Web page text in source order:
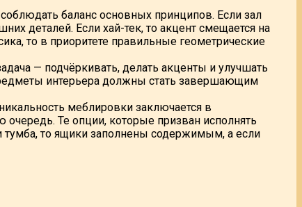
баланс основных принципов. Если зал
деталей. Если хай-тек, то акцент смещается на
то в приоритете правильные геометрические
— подчёркивать, делать акценты и улучшать
интерьера должны стать завершающим
меблировки заключается в
Те опции, которые призван исполнять
тумба, то ящики заполнены содержимым, а если